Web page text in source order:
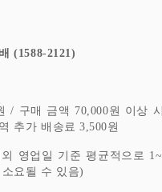
(1588-2121)
/ 구매 금액 70,000원 이상
추가 배송료 3,500원
영업일 기준 평균적으로
요될 수 있음)